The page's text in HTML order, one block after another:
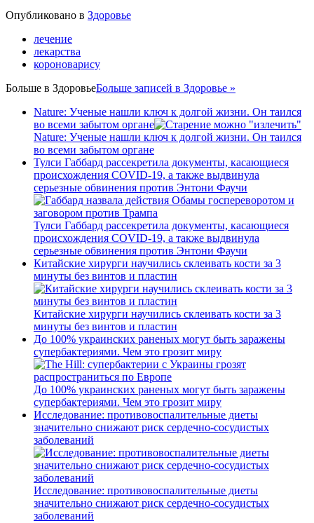
Опубликовано в Здоровье
лечение
лекарства
короноварису
Больше в ЗдоровьеБольше записей в Здоровье »
Nature: Ученые нашли ключ к долгой жизни. Он таился
во всеми забытом органе
Nature: Ученые нашли ключ к долгой жизни. Он таился
во всеми забытом органе
Тулси Габбард рассекретила документы, касающиеся
происхождения COVID-19, а также выдвинула
серьезные обвинения против Энтони Фаучи
Тулси Габбард рассекретила документы, касающиеся
происхождения COVID-19, а также выдвинула
серьезные обвинения против Энтони Фаучи
Китайские хирурги научились склеивать кости за 3
минуты без винтов и пластин
Китайские хирурги научились склеивать кости за 3
минуты без винтов и пластин
До 100% украинских раненых могут быть заражены
супербактериями. Чем это грозит миру
До 100% украинских раненых могут быть заражены
супербактериями. Чем это грозит миру
Исследование: противовоспалительные диеты
значительно снижают риск сердечно-сосудистых
заболеваний
Исследование: противовоспалительные диеты
значительно снижают риск сердечно-сосудистых
заболеваний